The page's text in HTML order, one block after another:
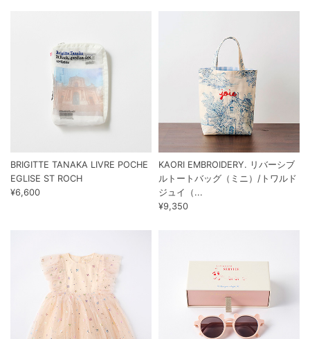
BRIGITTE TANAKA LIVRE POCHE
EGLISE ST ROCH
¥6,600
KAORI EMBROIDERY. リバーシブ
ルトートバッグ（ミニ）/トワルド
ジュイ（...
¥9,350